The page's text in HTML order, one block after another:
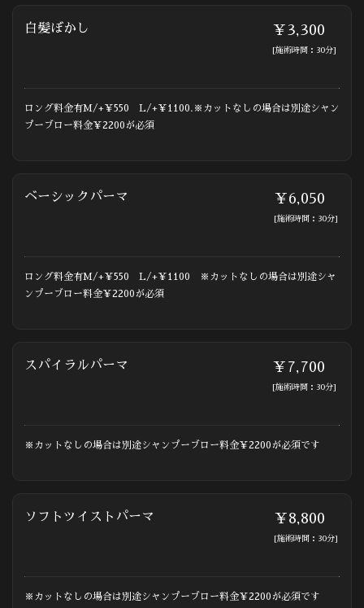
白髪ぼかし ￥3,300
[施術時間：30分]
ロング料金有M/+￥550 L/+￥1100.※カットなしの場合は別途シャン
プーブロー料金￥2200が必須
ベーシックパーマ ￥6,050
[施術時間：30分]
ロング料金有M/+￥550 L/+￥1100 ※カットなしの場合は別途シャ
ンプーブロー料金￥2200が必須
スパイラルパーマ ￥7,700
[施術時間：30分]
※カットなしの場合は別途シャンプーブロー料金￥2200が必須です
ソフトツイストパーマ ￥8,800
[施術時間：30分]
※カットなしの場合は別途シャンプーブロー料金￥2200が必須です